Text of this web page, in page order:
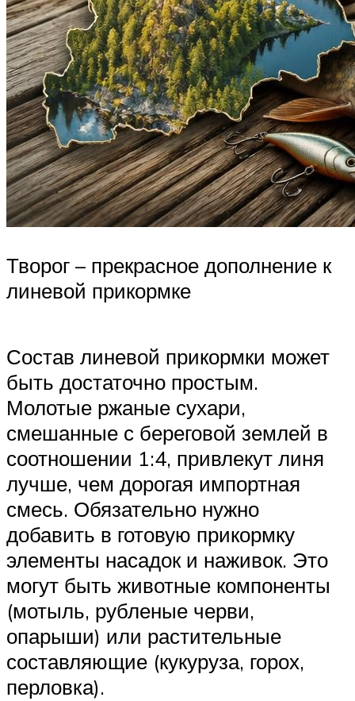
Творог – прекрасное дополнение к
линевой прикормке
Состав линевой прикормки может
быть достаточно простым.
Молотые ржаные сухари,
смешанные с береговой землей в
соотношении 1:4, привлекут линя
лучше, чем дорогая импортная
смесь. Обязательно нужно
добавить в готовую прикормку
элементы насадок и наживок. Это
могут быть животные компоненты
(мотыль, рубленые черви,
опарыши) или растительные
составляющие (кукуруза, горох,
перловка).